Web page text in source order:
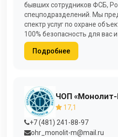
бывших сотрудников ФСБ,
спецподразделений. Мы
спектр услуг по охране
100% безопасность для вас
Подробнее
ЧОП
17,1
+7 (481) 241-88-97
ohr_monolit-m@mail.ru